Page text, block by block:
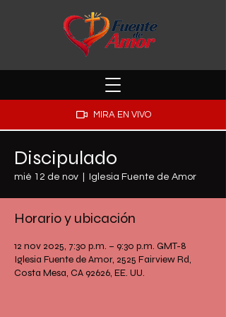
MIRA EN VIVO
Discipulado
mié 12 de nov Iglesia Fuente de Amor
Horario y ubicación
12 nov 2025, 7:30 p.m. – 9:30 p.m. GMT-8
Iglesia Fuente de Amor, 2525 Fairview Rd,
Costa Mesa, CA 92626, EE. UU.